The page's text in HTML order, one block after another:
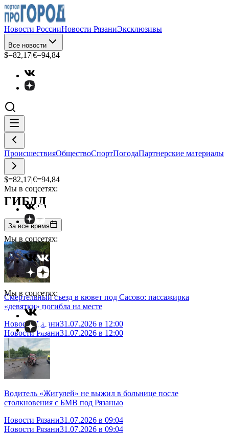
Новости РоссииНовости РязаниЭксклюзивы
Все новости
$=82,17|€=94,84
ПроисшествияОбществоСпортПогодаПартнерские материалы
$=82,17|€=94,84
Мы в соцсетях:
Мы в соцсетях:
Мы в соцсетях:
ГИБДД
За все время
Смертельный съезд в кювет под Сасово: пассажирка
«девятки» погибла на месте
Новости Рязани31.07.2026 в 12:00
Новости Рязани31.07.2026 в 12:00
Водитель «Жигулей» не выжил в больнице после
столкновения с БМВ под Рязанью
Новости Рязани31.07.2026 в 09:04
Новости Рязани31.07.2026 в 09:04